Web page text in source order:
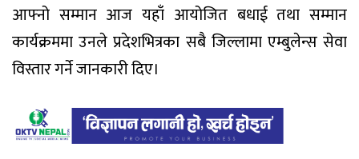
आफ्नो सम्मान आज यहाँ आयोजित बधाई तथा सम्मान
कार्यक्रममा उनले प्रदेशभित्रका सबै जिल्लामा एम्बुलेन्स सेवा
विस्तार गर्ने जानकारी दिए।